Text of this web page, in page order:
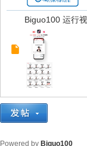
Biguo100 运行
Powered by Biguo100